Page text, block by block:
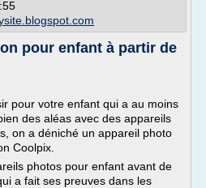
pour enfant à partir de
pour votre enfant qui a au moins
des aléas avec des appareils
on a déniché un appareil photo
Coolpix.
photos pour enfant avant de
a fait ses preuves dans les